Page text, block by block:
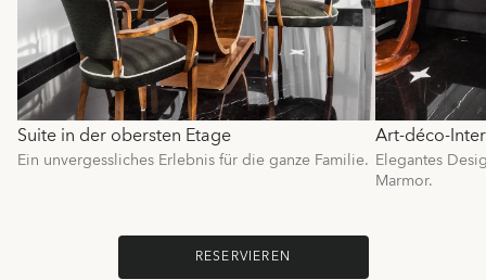
Suite in der obersten Etage
Ein unvergessliches Erlebnis für die ganze Familie.
Art-déco-
Elegantes
Marmor.
RESERVIEREN